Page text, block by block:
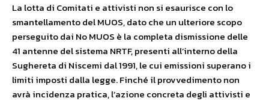
La lotta di Comitati e attivisti non si esaurisce con lo
smantellamento del MUOS, dato che un ulteriore scopo
perseguito dai No MUOS è la completa dismissione delle
41 antenne del sistema NRTF, presenti all’interno della
Sughereta di Niscemi dal 1991, le cui emissioni superano i
limiti imposti dalla legge. Finché il provvedimento non
avrà incidenza pratica, l’azione concreta degli attivisti e